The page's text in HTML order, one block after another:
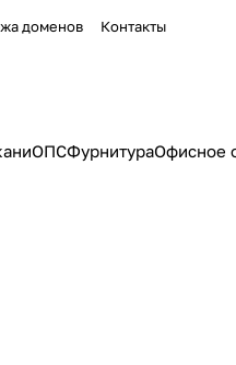
доменов Контакты
ОПСФурнитураОфисное